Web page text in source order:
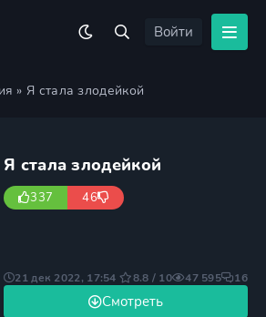
Войти
» Я стала злодейкой
Я стала злодейкой
337 46
Смотреть
21 дек 2022, 17:54 8.8 / 10 47 595 16